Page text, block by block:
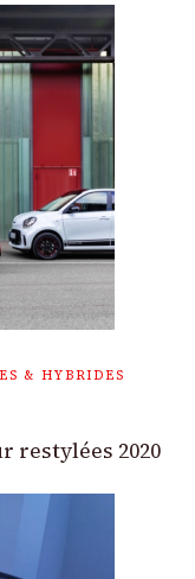
& HYBRIDES
restylées 2020